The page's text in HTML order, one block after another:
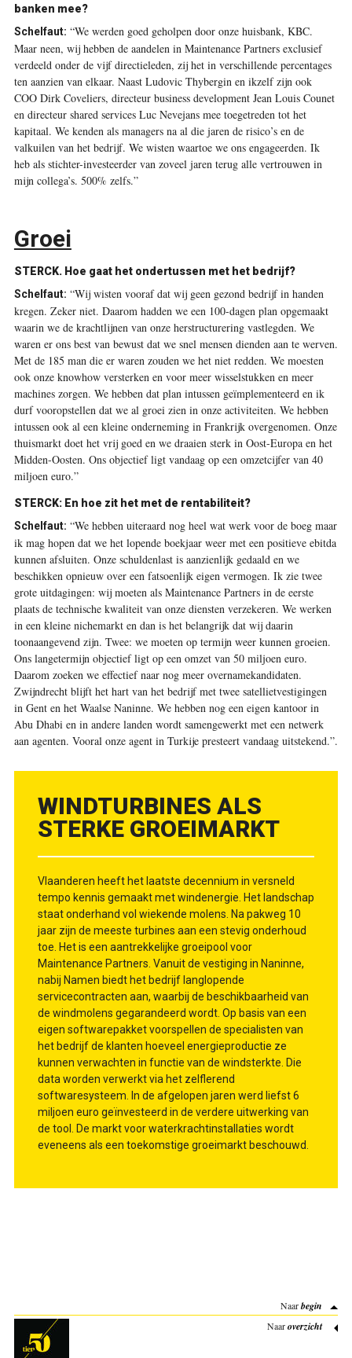
banken mee?
Schelfaut: “We werden goed geholpen door onze huisbank, KBC.
Maar neen, wij hebben de aandelen in Maintenance Partners exclusief
verdeeld onder de vijf directieleden, zij het in verschillende percentages
ten aanzien van elkaar. Naast Ludovic Thybergin en ikzelf zijn ook
COO Dirk Coveliers, directeur business development Jean Louis Counet
en directeur shared services Luc Nevejans mee toegetreden tot het
kapitaal. We kenden als managers na al die jaren de risico’s en de
valkuilen van het bedrijf. We wisten waartoe we ons engageerden. Ik
heb als stichter-investeerder van zoveel jaren terug alle vertrouwen in
mijn collega’s. 500% zelfs.”
Groei
STERCK. Hoe gaat het ondertussen met het bedrijf?
Schelfaut: “Wij wisten vooraf dat wij geen gezond bedrijf in handen
kregen. Zeker niet. Daarom hadden we een 100-dagen plan opgemaakt
waarin we de krachtlijnen van onze herstructurering vastlegden. We
waren er ons best van bewust dat we snel mensen dienden aan te werven.
Met de 185 man die er waren zouden we het niet redden. We moesten
ook onze knowhow versterken en voor meer wisselstukken en meer
machines zorgen. We hebben dat plan intussen geïmplementeerd en ik
durf vooropstellen dat we al groei zien in onze activiteiten. We hebben
intussen ook al een kleine onderneming in Frankrijk overgenomen. Onze
thuismarkt doet het vrij goed en we draaien sterk in Oost-Europa en het
Midden-Oosten. Ons objectief ligt vandaag op een omzetcijfer van 40
miljoen euro.”
STERCK: En hoe zit het met de rentabiliteit?
Schelfaut: “We hebben uiteraard nog heel wat werk voor de boeg maar
ik mag hopen dat we het lopende boekjaar weer met een positieve ebitda
kunnen afsluiten. Onze schuldenlast is aanzienlijk gedaald en we
beschikken opnieuw over een fatsoenlijk eigen vermogen. Ik zie twee
grote uitdagingen: wij moeten als Maintenance Partners in de eerste
plaats de technische kwaliteit van onze diensten verzekeren. We werken
in een kleine nichemarkt en dan is het belangrijk dat wij daarin
toonaangevend zijn. Twee: we moeten op termijn weer kunnen groeien.
Ons langetermijn objectief ligt op een omzet van 50 miljoen euro.
Daarom zoeken we effectief naar nog meer overnamekandidaten.
Zwijndrecht blijft het hart van het bedrijf met twee satellietvestigingen
in Gent en het Waalse Naninne. We hebben nog een eigen kantoor in
Abu Dhabi en in andere landen wordt samengewerkt met een netwerk
aan agenten. Vooral onze agent in Turkije presteert vandaag uitstekend.”.
WINDTURBINES ALS
STERKE GROEIMARKT
Vlaanderen heeft het laatste decennium in versneld
tempo kennis gemaakt met windenergie. Het landschap
staat onderhand vol wiekende molens. Na pakweg 10
jaar zijn de meeste turbines aan een stevig onderhoud
toe. Het is een aantrekkelijke groeipool voor
Maintenance Partners. Vanuit de vestiging in Naninne,
nabij Namen biedt het bedrijf langlopende
servicecontracten aan, waarbij de beschikbaarheid van
de windmolens gegarandeerd wordt. Op basis van een
eigen softwarepakket voorspellen de specialisten van
het bedrijf de klanten hoeveel energieproductie ze
kunnen verwachten in functie van de windsterkte. Die
data worden verwerkt via het zelflerend
softwaresysteem. In de afgelopen jaren werd liefst 6
miljoen euro geïnvesteerd in de verdere uitwerking van
de tool. De markt voor waterkrachtinstallaties wordt
eveneens als een toekomstige groeimarkt beschouwd.
Naarbegin
Naaroverzicht